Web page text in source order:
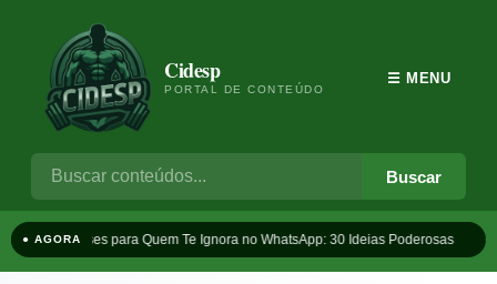
Cidesp
PORTAL DE CONTEÚDO
Buscar
☰ MENU
● AGORAFrases para Quem Te Ignora no WhatsApp: 30 Ideias Poderosas